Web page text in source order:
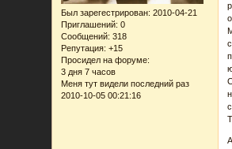
Был зарегестрирован: 2010-04-21
Приглашений: 0
Сообщений: 318
Репутация: +15
Просидел на форуме:
3 дня 7 часов
Меня тут видели последний раз
2010-10-05 00:21:16